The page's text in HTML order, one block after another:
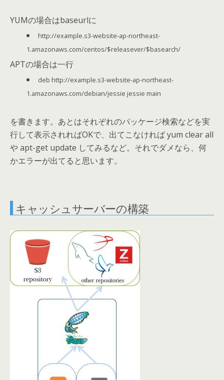
YUMの場合はbaseurlに
http://example.s3-website-ap-northeast-
1.amazonaws.com/centos/$releasever/$basearch/
APTの場合は一行
deb http://example.s3-website-ap-northeast-
1.amazonaws.com/debian/jessie jessie main
を書きます。あとはそれぞれのパッケージ検索などを実
行して表示されればOKで、出てこなければ yum clear all
や apt-get update してみるなど。それでダメなら、何
かエラーが出てると思います。
キャッシュサーバーの構築